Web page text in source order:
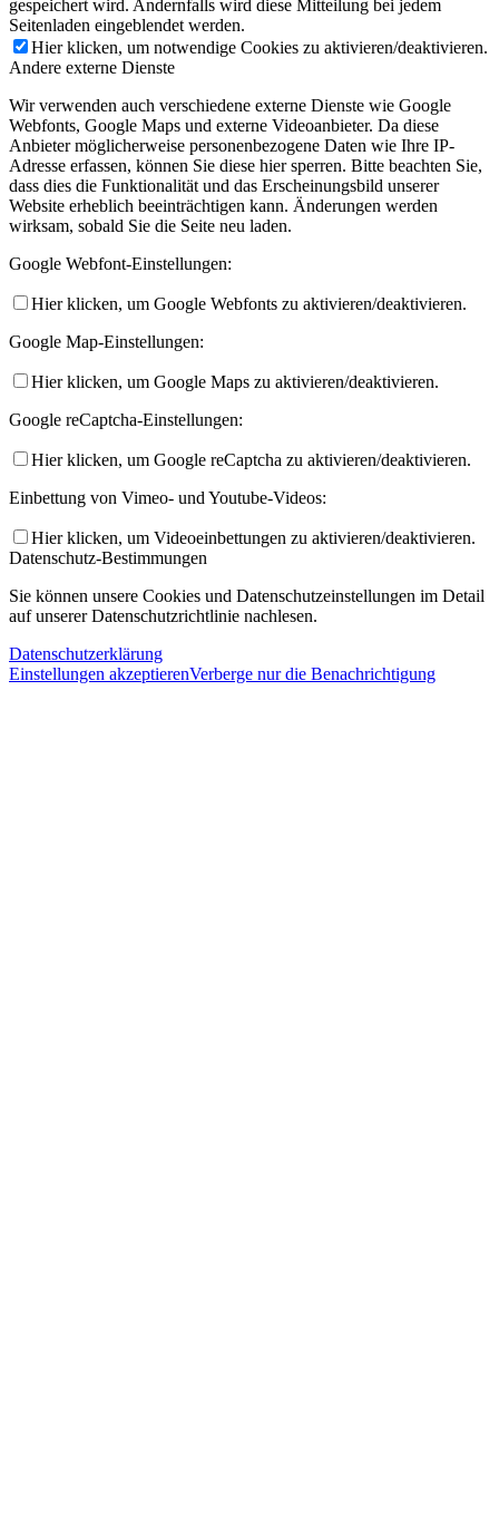
gespeichert wird. Andernfalls wird diese Mitteilung bei jedem
Seitenladen eingeblendet werden.
Hier klicken, um notwendige Cookies zu aktivieren/deaktivieren.
Andere externe Dienste
Wir verwenden auch verschiedene externe Dienste wie Google
Webfonts, Google Maps und externe Videoanbieter. Da diese
Anbieter möglicherweise personenbezogene Daten wie Ihre IP-
Adresse erfassen, können Sie diese hier sperren. Bitte beachten Sie,
dass dies die Funktionalität und das Erscheinungsbild unserer
Website erheblich beeinträchtigen kann. Änderungen werden
wirksam, sobald Sie die Seite neu laden.
Google Webfont-Einstellungen:
Hier klicken, um Google Webfonts zu aktivieren/deaktivieren.
Google Map-Einstellungen:
Hier klicken, um Google Maps zu aktivieren/deaktivieren.
Google reCaptcha-Einstellungen:
Hier klicken, um Google reCaptcha zu aktivieren/deaktivieren.
Einbettung von Vimeo- und Youtube-Videos:
Hier klicken, um Videoeinbettungen zu aktivieren/deaktivieren.
Datenschutz-Bestimmungen
Sie können unsere Cookies und Datenschutzeinstellungen im Detail
auf unserer Datenschutzrichtlinie nachlesen.
Datenschutzerklärung
Einstellungen akzeptierenVerberge nur die Benachrichtigung